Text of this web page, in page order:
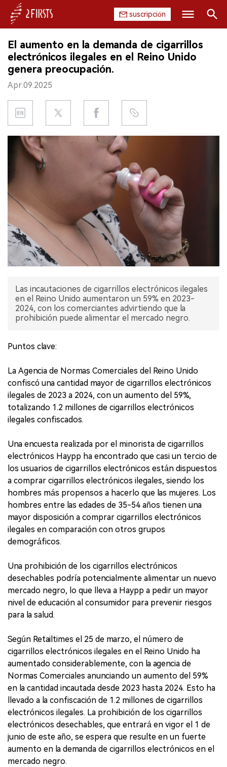
suscripción
INICIO
EMPRESA
PRODUCTO
REGULACIÓN
CHINA
DATOS
EXPOSICIÓN
ENTREVISTA
Buscar
El aumento en la demanda de cigarrillos
electrónicos ilegales en el Reino Unido
genera preocupación.
Apr.09.2025
Las incautaciones de cigarrillos electrónicos ilegales
en el Reino Unido aumentaron un 59% en 2023-
2024, con los comerciantes advirtiendo que la
prohibición puede alimentar el mercado negro.
Puntos clave:
La Agencia de Normas Comerciales del Reino Unido
confiscó una cantidad mayor de cigarrillos electrónicos
ilegales de 2023 a 2024, con un aumento del 59%,
totalizando 1.2 millones de cigarrillos electrónicos
ilegales confiscados.
Una encuesta realizada por el minorista de cigarrillos
electrónicos Haypp ha encontrado que casi un tercio de
los usuarios de cigarrillos electrónicos están dispuestos
a comprar cigarrillos electrónicos ilegales, siendo los
hombres más propensos a hacerlo que las mujeres. Los
hombres entre las edades de 35-54 años tienen una
mayor disposición a comprar cigarrillos electrónicos
ilegales en comparación con otros grupos
demográficos.
Una prohibición de los cigarrillos electrónicos
desechables podría potencialmente alimentar un nuevo
mercado negro, lo que lleva a Haypp a pedir un mayor
nivel de educación al consumidor para prevenir riesgos
para la salud.
Según Retailtimes el 25 de marzo, el número de
cigarrillos electrónicos ilegales en el Reino Unido ha
aumentado considerablemente, con la agencia de
Normas Comerciales anunciando un aumento del 59%
en la cantidad incautada desde 2023 hasta 2024. Esto ha
llevado a la confiscación de 1.2 millones de cigarrillos
electrónicos ilegales. La prohibición de los cigarrillos
electrónicos desechables, que entrará en vigor el 1 de
junio de este año, se espera que resulte en un fuerte
aumento en la demanda de cigarrillos electrónicos en el
mercado negro.